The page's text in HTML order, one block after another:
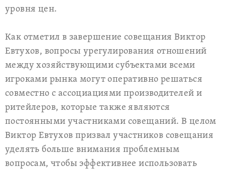
уровня цен.
Как отметил в завершение совещания Виктор
Евтухов, вопросы урегулирования отношений
между хозяйствующими субъектами всеми
игроками рынка могут оперативно решаться
совместно с ассоциациями производителей и
ритейлеров, которые также являются
постоянными участниками совещаний. В целом
Виктор Евтухов призвал участников совещания
уделять больше внимания проблемным
вопросам, чтобы эффективнее использовать